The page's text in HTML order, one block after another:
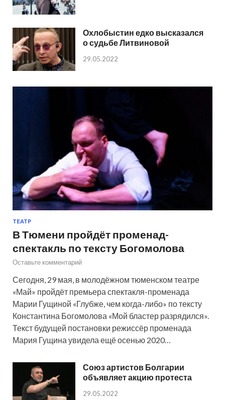
Охлобыстин едко высказался
о судьбе Литвиновой
29.05.2022
ТЕАТР
В Тюмени пройдёт променад-
спектакль по тексту Богомолова
Оставьте комментарий
Сегодня, 29 мая, в молодёжном тюменском театре
«Май» пройдёт премьера спектакля-променада
Марии Гущиной «Глубже, чем когда-либо» по тексту
Константина Богомолова «Мой бластер разрядился».
Текст будущей постановки режиссёр променада
Мария Гущина увидела ещё осенью 2020…
Союз артистов Болгарии
объявляет акцию протеста
29.05.2022